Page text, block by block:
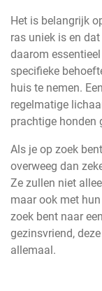
Het is belangrijk
ras uniek is en
daarom
specifieke
huis te nemen.
regelmatige
prachtige honden
Als je op zoek
overweeg dan
Ze zullen niet
maar ook met
zoek bent naar
gezinsvriend,
allemaal.